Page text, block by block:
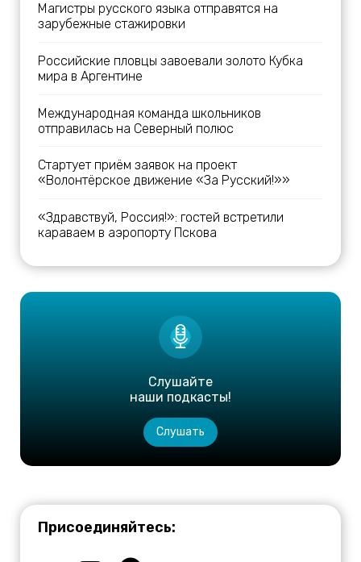
Магистры русского языка отправятся на
зарубежные стажировки
Российские пловцы завоевали золото Кубка
мира в Аргентине
Международная команда школьников
отправилась на Северный полюс
Стартует приём заявок на проект
«Волонтёрское движение «За Русский!»»
«Здравствуй, Россия!»: гостей встретили
караваем в аэропорту Пскова
Слушайте
наши подкасты!
Слушать
Присоединяйтесь: